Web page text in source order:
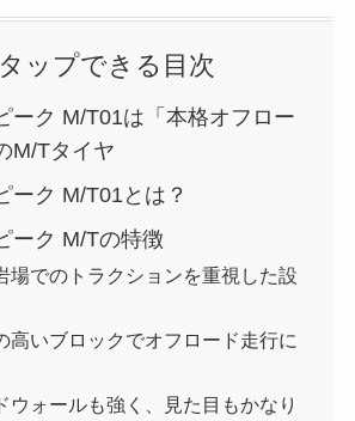
タップできる目次
ーク M/T01は「本格オフロー
M/Tタイヤ
ーク M/T01とは？
ーク M/Tの特徴
場でのトラクションを重視した設
高いブロックでオフロード走行に
ウォールも強く、見た目もかなり